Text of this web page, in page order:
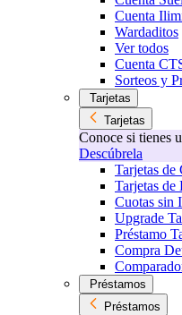
Cuenta
Wardaditos
Ver todos
Cuenta
Sorteos y
Tarjetas
Tarjetas
Conoce si tienes
Descúbrela
Tarjetas de
Tarjetas de
Cuotas sin
Upgrade
Préstamo
Compra
Préstamos
Préstamos